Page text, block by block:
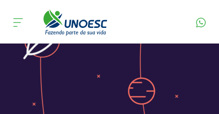
Cursos
Onde estamos
Atendimento ao Estudante